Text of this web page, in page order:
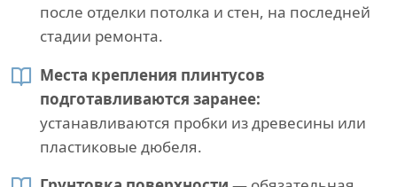
после отделки потолка и стен, на последней
стадии ремонта.
Места крепления плинтусов
подготавливаются заранее:
устанавливаются пробки из древесины или
пластиковые дюбеля.